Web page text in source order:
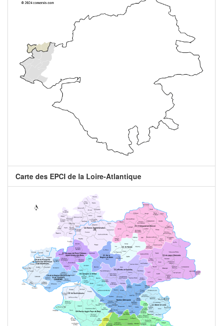
Carte des EPCI de la Loire-Atlantique